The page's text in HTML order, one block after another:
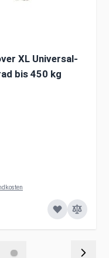
XL Universal-
bis 450 kg